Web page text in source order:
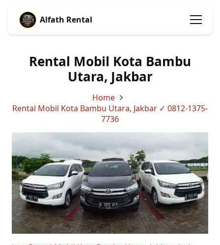
Alfath Rental
Rental Mobil Kota Bambu
Utara, Jakbar
Home
Rental Mobil Kota Bambu Utara, Jakbar ✓ 0812-1375-
7736